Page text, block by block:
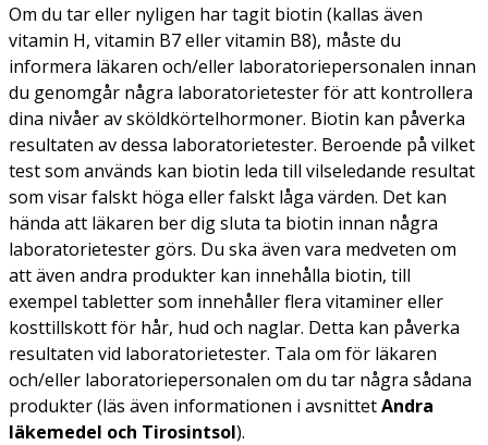
Om du tar eller nyligen har tagit biotin (kallas även
vitamin H, vitamin B7 eller vitamin B8), måste du
informera läkaren och/eller laboratoriepersonalen innan
du genomgår några laboratorietester för att kontrollera
dina nivåer av sköldkörtelhormoner. Biotin kan påverka
resultaten av dessa laboratorietester. Beroende på vilket
test som används kan biotin leda till vilseledande resultat
som visar falskt höga eller falskt låga värden. Det kan
hända att läkaren ber dig sluta ta biotin innan några
laboratorietester görs. Du ska även vara medveten om
att även andra produkter kan innehålla biotin, till
exempel tabletter som innehåller flera vitaminer eller
kosttillskott för hår, hud och naglar. Detta kan påverka
resultaten vid laboratorietester. Tala om för läkaren
och/eller laboratoriepersonalen om du tar några sådana
produkter (läs även informationen i avsnittetAndra
läkemedel och Tirosintsol).